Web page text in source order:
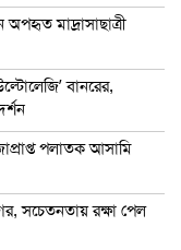
মাদ্রাসাছাত্রী
বানরের,
পলাতক আসামি
সচেতনতায় রক্ষা পেল